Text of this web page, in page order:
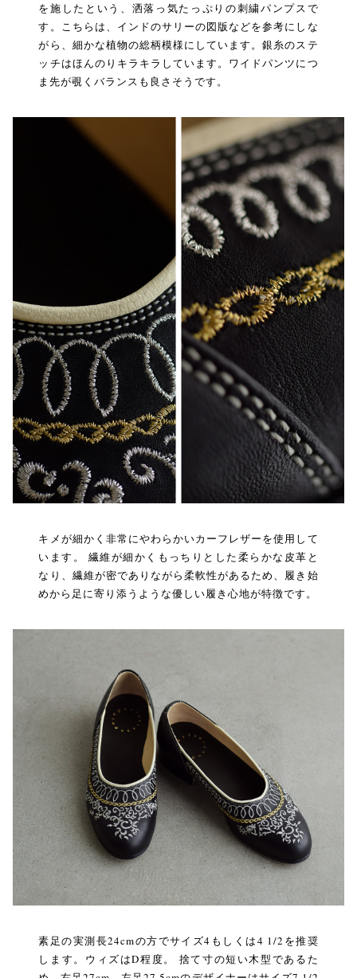
を施したという、洒落っ気たっぷりの刺繍パンプスで
す。こちらは、インドのサリーの図版などを参考にしな
がら、細かな植物の総柄模様にしています。銀糸のステ
ッチはほんのりキラキラしています。ワイドパンツにつ
ま先が覗くバランスも良さそうです。
キメが細かく非常にやわらかいカーフレザーを使用して
います。 繊維が細かくもっちりとした柔らかな皮革と
なり、繊維が密でありながら柔軟性があるため、履き始
めから足に寄り添うような優しい履き心地が特徴です。
素足の実測長24cmの方でサイズ4もしくは4 1/2を推奨
します。ウィズはD程度。 捨て寸の短い木型であるた